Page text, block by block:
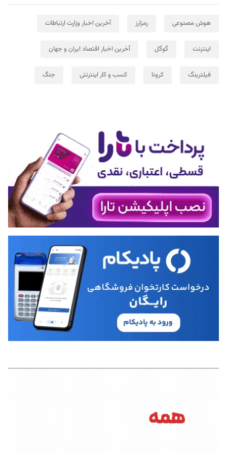
هوش مصنوعی رمزارز آخرین اخبار وزارت ارتباطات
اینترنت گوگل آخرین اخبار اقتصاد ایران و جهان
فیلترینگ کرونا کسب و کار اینترنتی جنگ